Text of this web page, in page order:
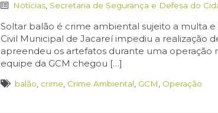
Notícias Secretaria de Segurança e Defesa do
Soltar balão é crime ambiental sujeito a multa
Civil Municipal de Jacareí impediu a realização
apreendeu os artefatos durante uma operação
equipe da GCM chegou […]
balão crime Crime Ambiental GCM Operação